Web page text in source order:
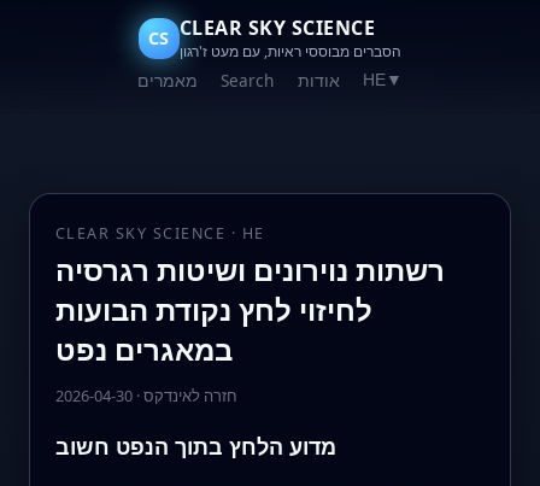
CS CLEAR SKY SCIENCE
הסברים מבוססי ראיות, עם מעט ז'רגון
מאמרים Search אודות HE▼
CLEAR SKY SCIENCE · HE
רשתות נוירונים ושיטות רגרסיה
לחיזוי לחץ נקודת הבועות
במאגרים נפט
2026-04-30·חזרה לאינדקס
מדוע הלחץ בתוך הנפט חשוב